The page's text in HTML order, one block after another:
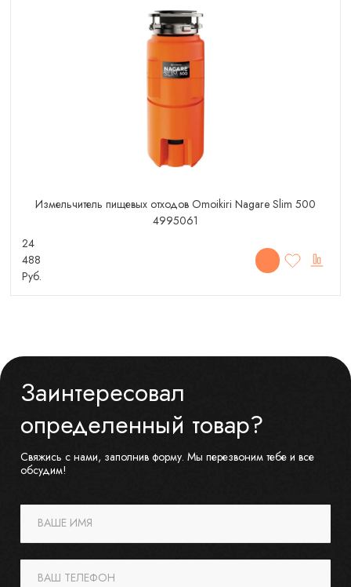
Измельчитель пищевых отходов Omoikiri Nagare Slim 500
4995061
24
488
Руб.
Заинтересовал
определенный товар?
Свяжись с нами, заполнив форму. Мы перезвоним тебе и все
обсудим!
ВАШЕ ИМЯ
ВАШ ТЕЛЕФОН